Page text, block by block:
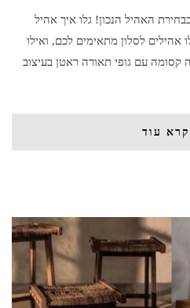
האהיל הנכון! גלו איך אהיל
אהילים לסלון מתאימים לכם, ואילו
קסומה עם גופי תאורה ראטן בעיצוב
קרא עוד